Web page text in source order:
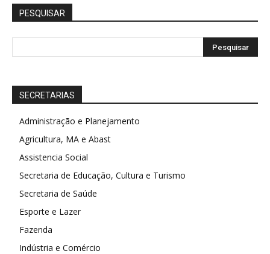
PESQUISAR
SECRETARIAS
Administração e Planejamento
Agricultura, MA e Abast
Assistencia Social
Secretaria de Educação, Cultura e Turismo
Secretaria de Saúde
Esporte e Lazer
Fazenda
Indústria e Comércio